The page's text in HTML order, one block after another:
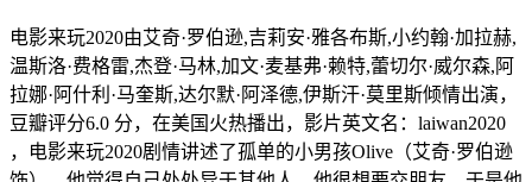
电影来玩2020由艾奇·罗伯逊,吉莉安·雅各布斯,小约翰·加拉赫,
温斯洛·费格雷,杰登·马林,加文·麦基弗·赖特,蕾切尔·威尔森,阿
拉娜·阿什利·马奎斯,达尔默·阿泽德,伊斯汗·莫里斯倾情出演，
豆瓣评分6.0 分，在美国火热播出，影片英文名：laiwan2020
，电影来玩2020剧情讲述了孤单的小男孩Olive（艾奇·罗伯逊